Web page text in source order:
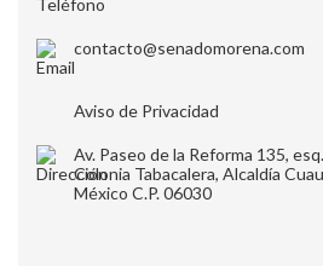
contacto@senadomorena.com
Aviso de Privacidad
Av. Paseo de la Reforma 135,
Colonia Tabacalera, Alcaldía
México C.P. 06030